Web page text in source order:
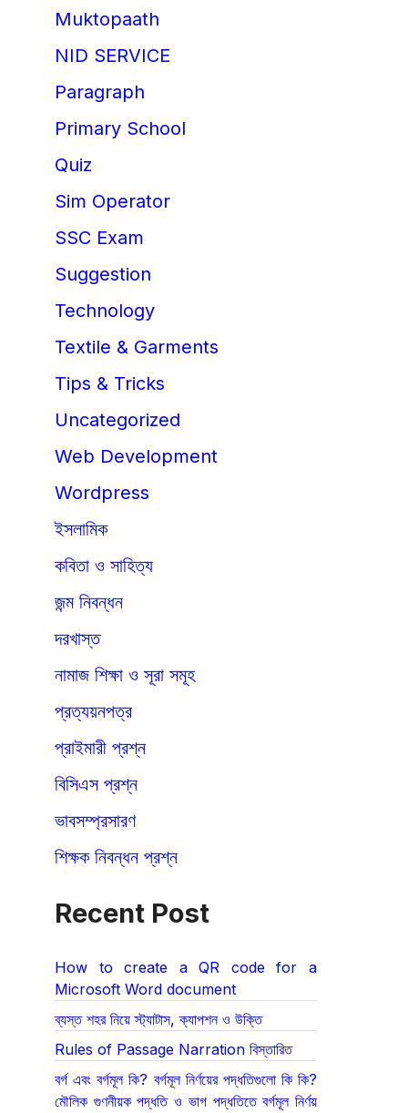
Muktopaath
NID SERVICE
Paragraph
Primary School
Quiz
Sim Operator
SSC Exam
Suggestion
Technology
Textile & Garments
Tips & Tricks
Uncategorized
Web Development
Wordpress
ইসলামিক
কবিতা ও সাহিত্য
জন্ম নিবন্ধন
দরখাস্ত
নামাজ শিক্ষা ও সূরা সমূহ
প্রত্যয়নপত্র
প্রাইমারী প্রশ্ন
বিসিএস প্রশ্ন
ভাবসম্প্রসারণ
শিক্ষক নিবন্ধন প্রশ্ন
Recent Post
How to create a QR code for a
Microsoft Word document
ব্যস্ত শহর নিয়ে স্ট্যাটাস, ক্যাপশন ও উক্তি
Rules of Passage Narration বিস্তারিত
বর্গ এবং বর্গমূল কি? বর্গমূল নির্ণয়ের পদ্ধতিগুলো কি কি?
মৌলিক গুণনীয়ক পদ্ধতি ও ভাগ পদ্ধতিতে বর্গমূল নির্ণয়